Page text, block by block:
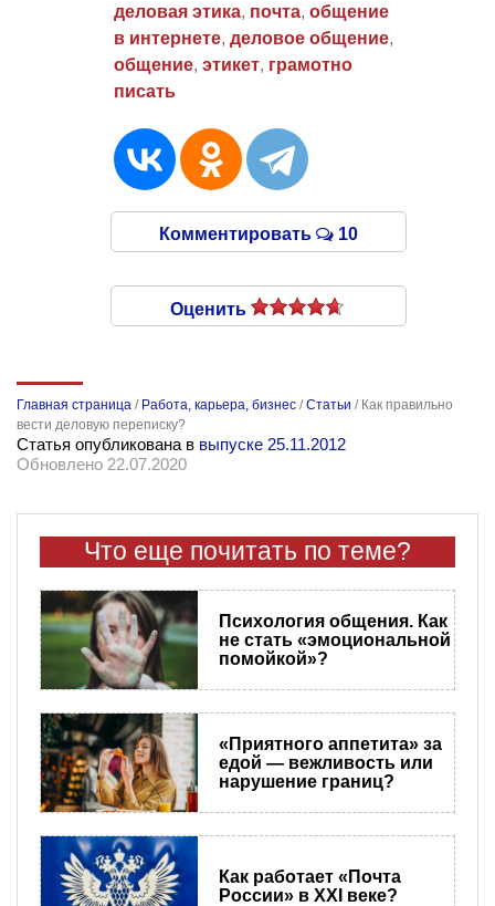
деловая этика, почта, общение
в интернете, деловое общение,
общение, этикет, грамотно
писать
Комментировать 10
Оценить
Главная страница / Работа, карьера, бизнес /Статьи / Как правильно
вести деловую переписку?
Статья опубликована в выпуске 25.11.2012
Обновлено 22.07.2020
Что еще почитать по теме?
Психология общения. Как
не стать «эмоциональной
помойкой»?
«Приятного аппетита» за
едой — вежливость или
нарушение границ?
Как работает «Почта
России» в XXI веке?